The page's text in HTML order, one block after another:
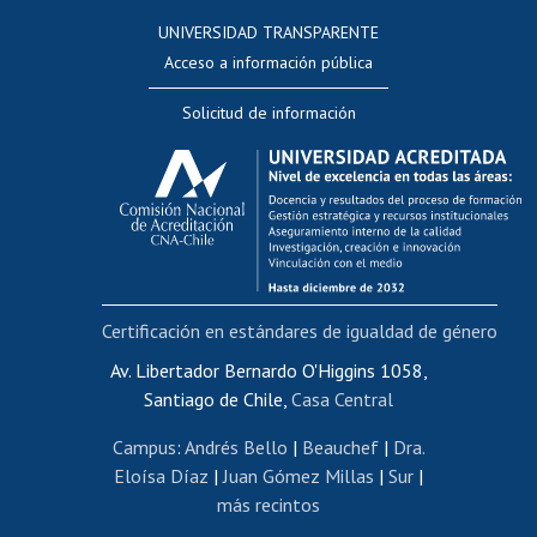
Evaluación docente
Calificación académica
Postulación al AUCAI
Funcionarias/os
Cursos internos de capacitación
Bienestar del personal
Portal de movilidad interna
Certificado de renta
Certificado de renta honorarios
Editar páginas blancas
Extranjeras/os
UNIVERSIDAD TRANSPARENTE
Acceso a información pública
Solicitud de información
Av. Libertador Bernardo O'Higgins 1058,
Santiago de Chile, Casa Central
Campus: Andrés Bello | Beauchef| Dra.
Eloísa Díaz | Juan Gómez Millas | Sur |
más recintos
Certificación en estándares de igualdad de género